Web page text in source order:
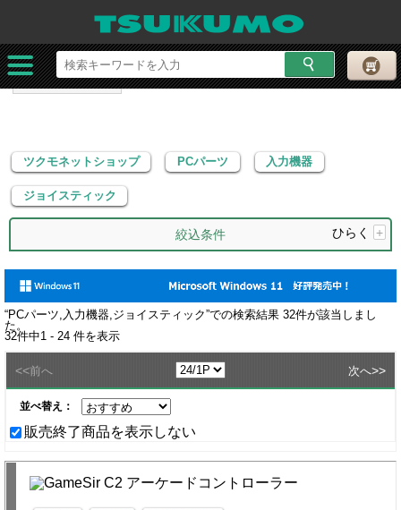
ツクモネットショップ PCパーツ
ジョイスティック
ツクモネットショップ PCパーツ 入力機器
ジョイスティック
絞込条件 ひらく +
“PCパーツ,入力機器,ジョイスティック”での検索結果 32件が該当しまし
た。
32件中1 - 24 件を表示
<<前へ 次へ>>
並べ替え：
販売終了商品を表示しない